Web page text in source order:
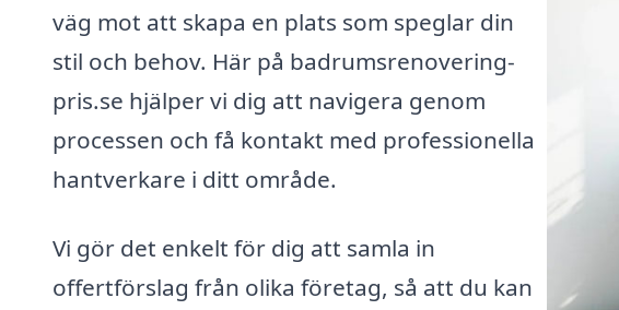
väg mot att skapa en plats som speglar din
stil och behov. Här på badrumsrenovering-
pris.se hjälper vi dig att navigera genom
processen och få kontakt med professionella
hantverkare i ditt område.
Vi gör det enkelt för dig att samla in
offertförslag från olika företag, så att du kan